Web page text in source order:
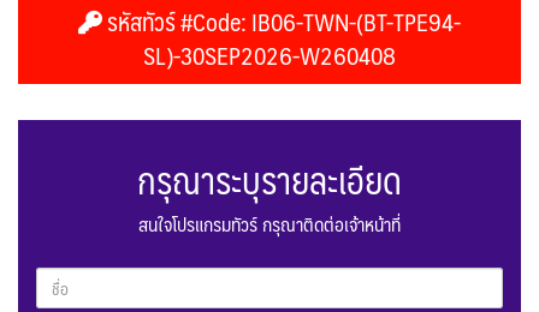
รหัสทัวร์ #Code: IB06-TWN-(BT-TPE94-
SL)-30SEP2026-W260408
กรุณาระบุรายละเอียด
สนใจโปรแกรมทัวร์ กรุณาติดต่อเจ้าหน้าที่